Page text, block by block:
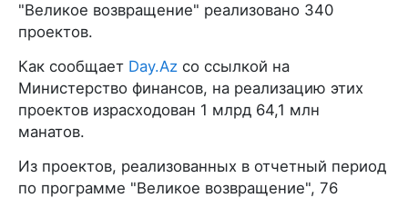
"Великое возвращение" реализовано 340
проектов.
Как сообщает Day.Az со ссылкой на
Министерство финансов, на реализацию этих
проектов израсходован 1 млрд 64,1 млн
манатов.
Из проектов, реализованных в отчетный период
по программе "Великое возвращение", 76